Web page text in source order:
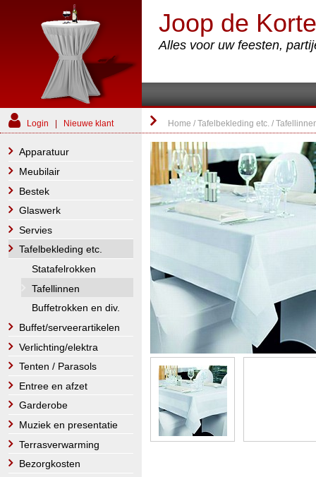
Joop de
Alles voor uw feesten,
Login Nieuwe klant Home /Tafelbekleding etc. /
Apparatuur
Meubilair
Bestek
Glaswerk
Servies
Tafelbekleding etc.
Statafelrokken
Tafellinnen
Buffetrokken en div.
Buffet/serveerartikelen
Verlichting/elektra
Tenten / Parasols
Entree en afzet
Garderobe
Muziek en presentatie
Terrasverwarming
Bezorgkosten